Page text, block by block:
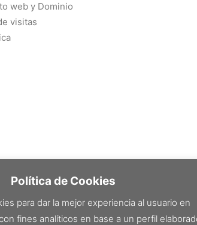
web y Dominio
visitas
Política de Cookies
para dar la mejor experiencia al usuario en
fines analíticos en base a un perfil